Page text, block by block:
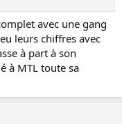
avec une gang
leurs chiffres avec
à part à son
à MTL toute sa